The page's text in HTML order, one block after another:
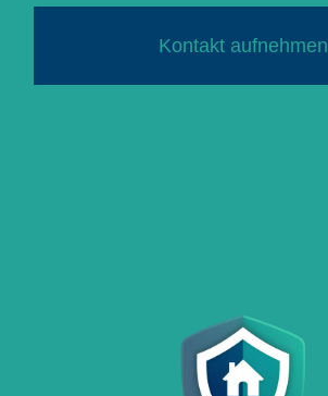
Kontakt aufnehmen